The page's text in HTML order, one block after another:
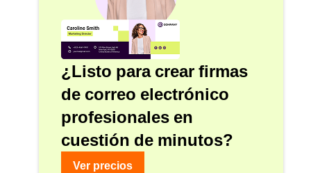
¿Listo para crear firmas
de correo electrónico
profesionales en
cuestión de minutos?
Ver precios